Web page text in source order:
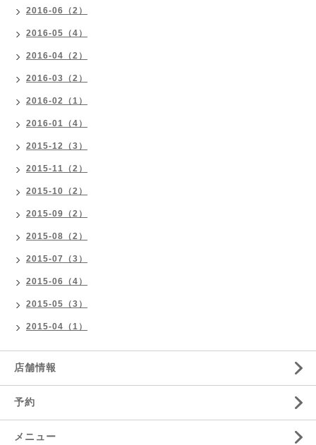
2016-06（2）
2016-05（4）
2016-04（2）
2016-03（2）
2016-02（1）
2016-01（4）
2015-12（3）
2015-11（2）
2015-10（2）
2015-09（2）
2015-08（2）
2015-07（3）
2015-06（4）
2015-05（3）
2015-04（1）
店舗情報
予約
メニュー